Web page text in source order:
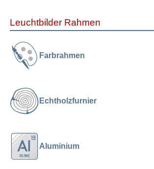
Leuchtbilder Rahmen
Farbrahmen
Echtholzfurnier
Aluminium